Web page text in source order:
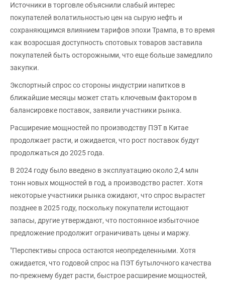
Источники в торговле объяснили слабый интерес
покупателей волатильностью цен на сырую нефть и
сохраняющимся влиянием тарифов эпохи Трампа, в то время
как возросшая доступность спотовых товаров заставила
покупателей быть осторожными, что еще больше замедлило
закупки.
Экспортный спрос со стороны индустрии напитков в
ближайшие месяцы может стать ключевым фактором в
балансировке поставок, заявили участники рынка.
Расширение мощностей по производству ПЭТ в Китае
продолжает расти, и ожидается, что рост поставок будут
продолжаться до 2025 года.
В 2024 году было введено в эксплуатацию около 2,4 млн
тонн новых мощностей в год, а производство растет. Хотя
некоторые участники рынка ожидают, что спрос вырастет
позднее в 2025 году, поскольку покупатели истощают
запасы, другие утверждают, что постоянное избыточное
предложение продолжит ограничивать цены и маржу.
"Перспективы спроса остаются неопределенными. Хотя
ожидается, что годовой спрос на ПЭТ бутылочного качества
по-прежнему будет расти, быстрое расширение мощностей,